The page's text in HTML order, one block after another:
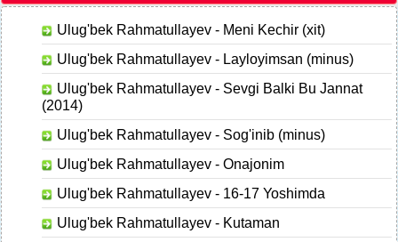
Ulug'bek Rahmatullayev - Meni Kechir (xit)
Ulug'bek Rahmatullayev - Layloyimsan (minus)
Ulug'bek Rahmatullayev - Sevgi Balki Bu Jannat
(2014)
Ulug'bek Rahmatullayev - Sog'inib (minus)
Ulug'bek Rahmatullayev - Onajonim
Ulug'bek Rahmatullayev - 16-17 Yoshimda
Ulug'bek Rahmatullayev - Kutaman